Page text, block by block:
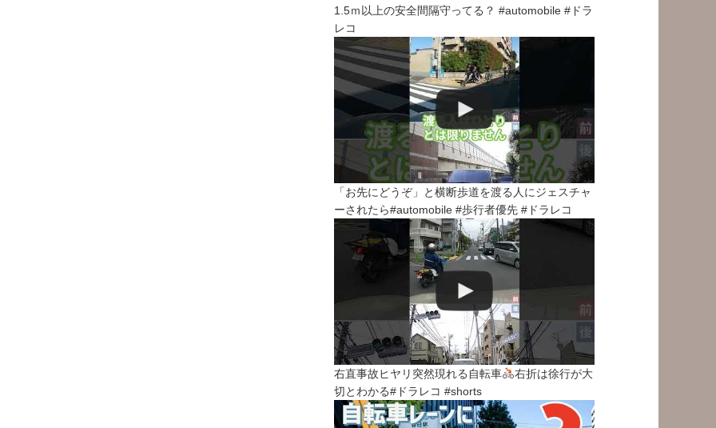
1.5ｍ以上の安全間隔守ってる？ #automobile #ドラ
レコ
「お先にどうぞ」と横断歩道を渡る人にジェスチャ
ーされたら#automobile #歩行者優先 #ドラレコ
右直事故ヒヤリ突然現れる自転車
右折は徐行が大
切とわかる#ドラレコ #shorts